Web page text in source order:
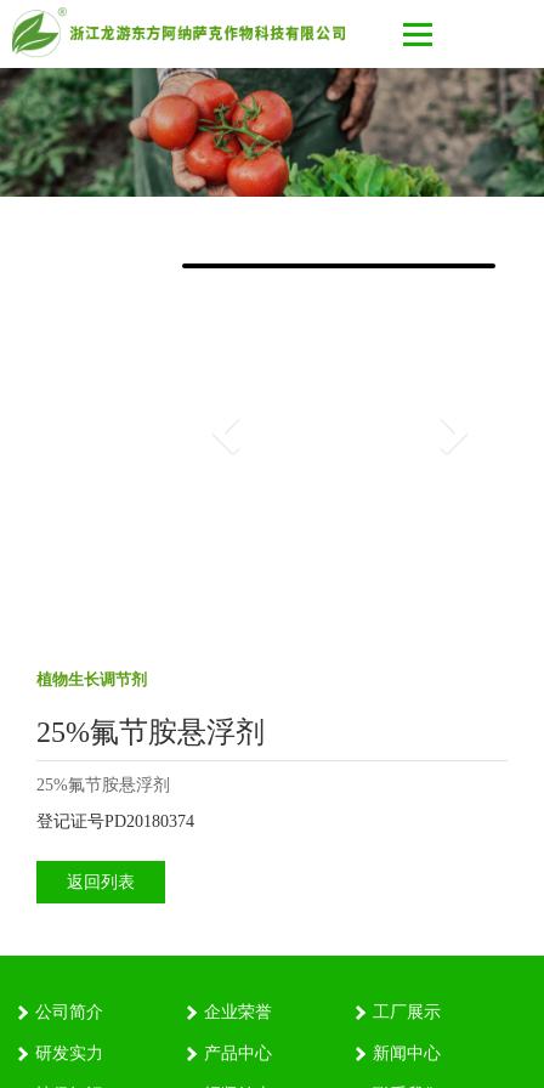
植物生长调节剂
25%氟节胺悬浮剂
25%氟节胺悬浮剂
登记证号PD20180374
返回列表
公司简介 企业荣誉 工厂展示
研发实力 产品中心 新闻中心